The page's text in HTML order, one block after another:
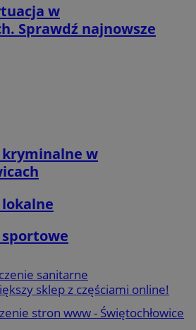
w
Sprawdź najnowsze
w
sanitarne
sklep z częściami online!
stron www - Świętochłowice